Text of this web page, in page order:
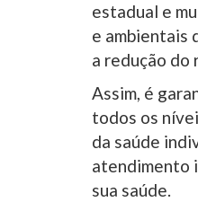
estadual e
e ambientais
a redução do
Assim, é
todos os
da saúde
atendimento
sua saúde.